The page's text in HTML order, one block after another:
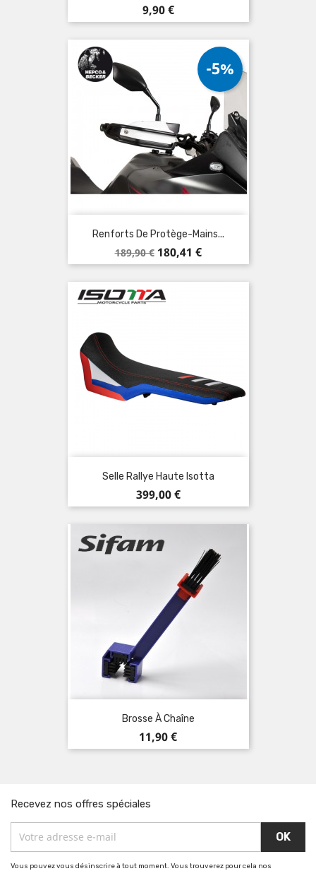
Prix
9,90 €
Renforts De Protège-Mains...
Prix
de
base
189,90 €
-5%
Prix
180,41 €
Selle Rallye Haute Isotta
Prix
399,00 €
Brosse À Chaîne
Prix
11,90 €
Recevez nos offres spéciales
Vous pouvez vous désinscrire à tout moment. Vous trouverez pour cela nos